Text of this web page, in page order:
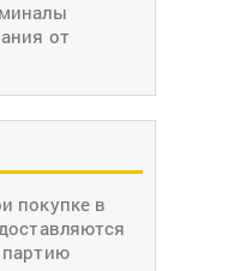
от
покупке в